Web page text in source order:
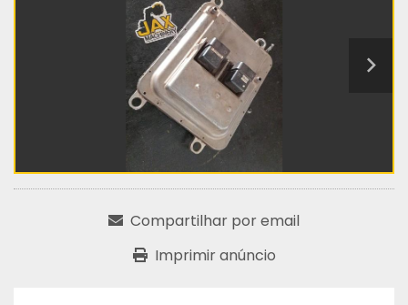
Compartilhar por email
Imprimir anúncio